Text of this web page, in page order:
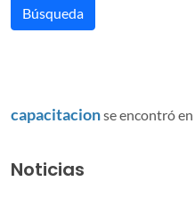
capacitacionse encontró
Noticias